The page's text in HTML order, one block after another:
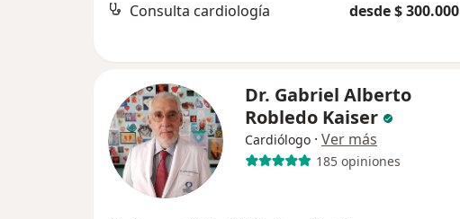
Consulta cardiología desde $ 300.000
Dr. Gabriel Alberto
Robledo Kaiser
Cardiólogo · Ver más
185 opiniones